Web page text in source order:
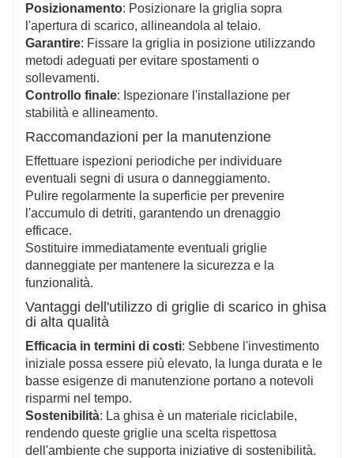
Posizionamento: Posizionare la griglia sopra
l'apertura di scarico, allineandola al telaio.
Garantire: Fissare la griglia in posizione utilizzando
metodi adeguati per evitare spostamenti o
sollevamenti.
Controllo finale: Ispezionare l'installazione per
stabilità e allineamento.
Raccomandazioni per la manutenzione
Effettuare ispezioni periodiche per individuare
eventuali segni di usura o danneggiamento.
Pulire regolarmente la superficie per prevenire
l'accumulo di detriti, garantendo un drenaggio
efficace.
Sostituire immediatamente eventuali griglie
danneggiate per mantenere la sicurezza e la
funzionalità.
Vantaggi dell'utilizzo di griglie di scarico in ghisa
di alta qualità
Efficacia in termini di costi: Sebbene l'investimento
iniziale possa essere più elevato, la lunga durata e le
basse esigenze di manutenzione portano a notevoli
risparmi nel tempo.
Sostenibilità: La ghisa è un materiale riciclabile,
rendendo queste griglie una scelta rispettosa
dell'ambiente che supporta iniziative di sostenibilità.